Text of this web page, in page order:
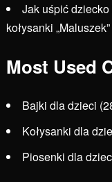
Jak uśpić
kołysanki „Maluszek”
Most Used
Bajki dla dzieci
Kołysanki dla
Piosenki dla